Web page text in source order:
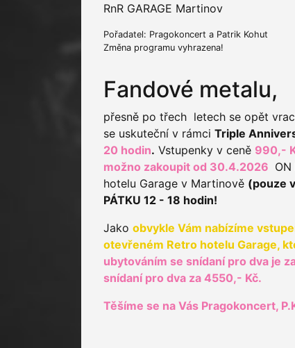
RnR GARAGE Martinov
Pořadatel: Pragokoncert a Patrik Kohut
Změna programu vyhrazena!
Fandové metalu,
přesně po třech letech se opět
se uskuteční v rámci Triple
20 hodin. Vstupenky v ceně 990,-
možno zakoupit od 30.4.2026
hotelu Garage v Martinově (pouze
PÁTKU 12 - 18 hodin!
Jako obvykle Vám nabízíme
otevřeném Retro hotelu Garage,
ubytováním se snídaní pro dva je
snídaní pro dva za 4550,- Kč.
Těšíme se na Vás Pragokoncert,